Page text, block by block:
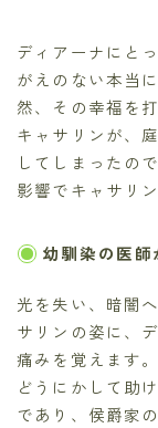
ディアーナにと
がえのない本当
然、その幸福を
キャサリンが、
してしまったの
影響でキャサリ
幼馴染の医師
光を失い、暗闇
サリンの姿に、
痛みを覚えます
どうにかして助
であり、侯爵家